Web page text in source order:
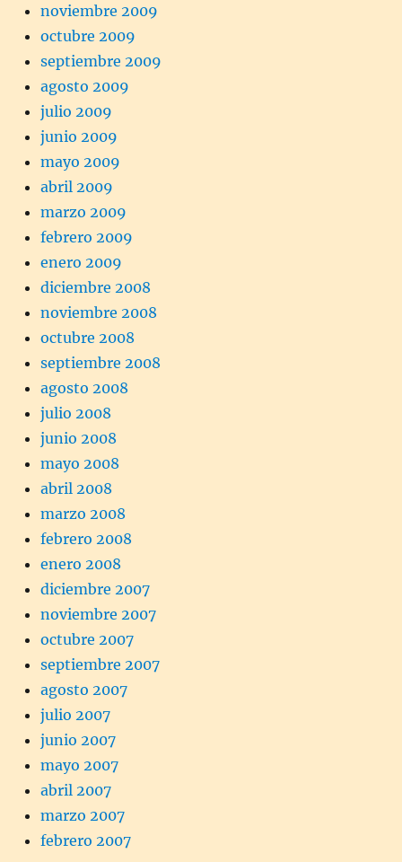
noviembre 2009
octubre 2009
septiembre 2009
agosto 2009
julio 2009
junio 2009
mayo 2009
abril 2009
marzo 2009
febrero 2009
enero 2009
diciembre 2008
noviembre 2008
octubre 2008
septiembre 2008
agosto 2008
julio 2008
junio 2008
mayo 2008
abril 2008
marzo 2008
febrero 2008
enero 2008
diciembre 2007
noviembre 2007
octubre 2007
septiembre 2007
agosto 2007
julio 2007
junio 2007
mayo 2007
abril 2007
marzo 2007
febrero 2007